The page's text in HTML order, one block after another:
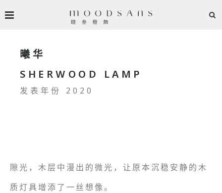
曦华
SHERWOOD LAMP
发表年份 2020
隙光，木层中漫出的微光，让原本沉稳安静的木
质灯具增添了一丝想像。